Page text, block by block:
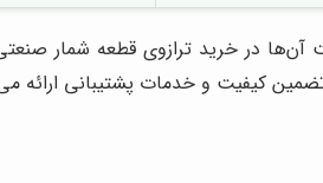
آن‌ها در خرید ترازوی قطعه شمار
کیفیت و خدمات پشتیبانی ارائه